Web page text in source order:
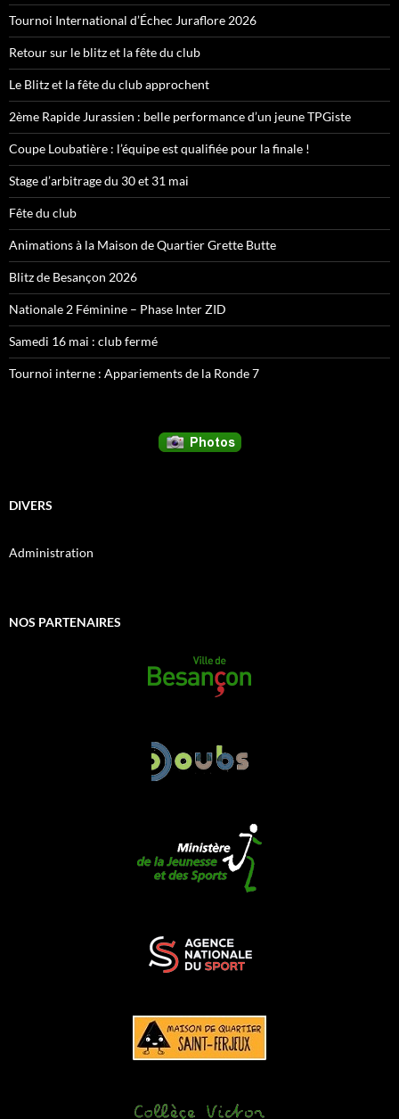
Tournoi International d’Échec Juraflore 2026
Retour sur le blitz et la fête du club
Le Blitz et la fête du club approchent
2ème Rapide Jurassien : belle performance d’un jeune TPGiste
Coupe Loubatière : l’équipe est qualifiée pour la finale !
Stage d’arbitrage du 30 et 31 mai
Fête du club
Animations à la Maison de Quartier Grette Butte
Blitz de Besançon 2026
Nationale 2 Féminine – Phase Inter ZID
Samedi 16 mai : club fermé
Tournoi interne : Appariements de la Ronde 7
DIVERS
Administration
NOS PARTENAIRES